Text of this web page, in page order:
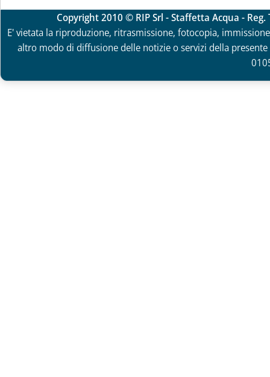
Copyright 2010 © RIP Srl - Staffetta Acqua -
E' vietata la riproduzione, ritrasmissione, fotocopia,
altro modo di diffusione delle notizie o servizi della